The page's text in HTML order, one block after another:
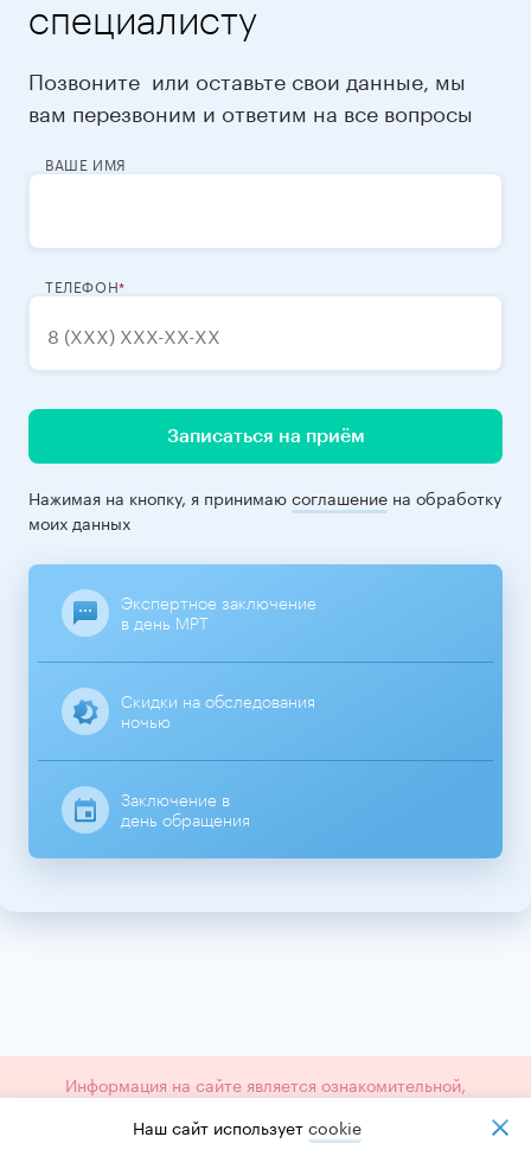
специалисту
Позвоните или оставьте свои данные, мы
вам перезвоним и ответим на все вопросы
ВАШЕ ИМЯ
ТЕЛЕФОН
Записаться на приём
Нажимая на кнопку, я принимаюсоглашение на обработку
моих данных
Экспертное заключение
в день МРТ
Скидки на обследования
ночью
Заключение в
день обращения
Информация на сайте является ознакомительной,
Наш сайт используетcookiе